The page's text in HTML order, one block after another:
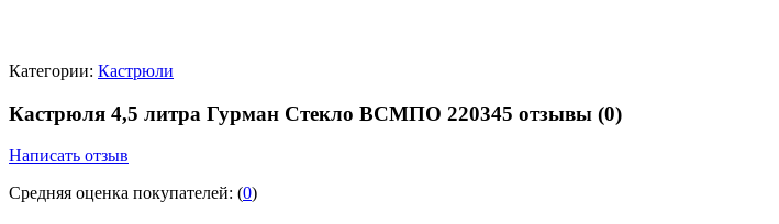
Категории: Кастрюли
Кастрюля 4,5 литра Гурман Стекло ВСМПО 220345 отзывы (0)
Написать отзыв
Средняя оценка покупателей: (0)